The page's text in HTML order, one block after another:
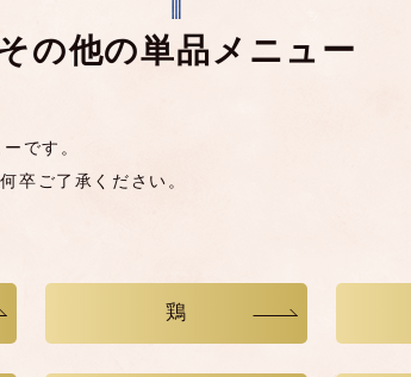
の他の単品メニュー
です。
卒ご了承ください。
鶏